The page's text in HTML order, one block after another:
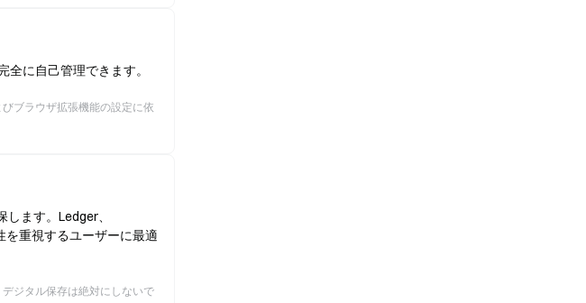
に自己管理できます。
ブラウザ拡張機能の設定に依
ます。Ledger、
重視するユーザーに最適
ジタル保存は絶対にしないで